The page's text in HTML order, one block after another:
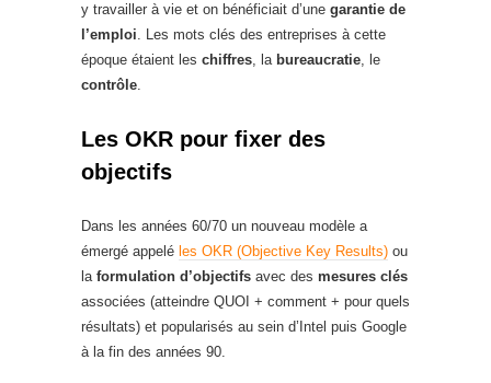
y travailler à vie et on bénéficiait d’une garantie de
l’emploi. Les mots clés des entreprises à cette
époque étaient les chiffres, la bureaucratie, le
contrôle.
Les OKR pour fixer des
objectifs
Dans les années 60/70 un nouveau modèle a
émergé appelé les OKR (Objective Key Results) ou
la formulation d’objectifs avec des mesures clés
associées (atteindre QUOI + comment + pour quels
résultats) et popularisés au sein d’Intel puis Google
à la fin des années 90.